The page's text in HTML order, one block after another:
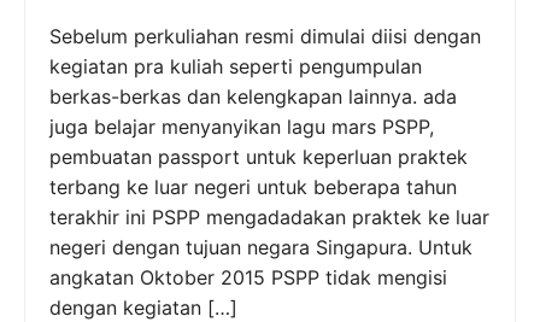
Sebelum perkuliahan resmi dimulai diisi dengan
kegiatan pra kuliah seperti pengumpulan
berkas-berkas dan kelengkapan lainnya. ada
juga belajar menyanyikan lagu mars PSPP,
pembuatan passport untuk keperluan praktek
terbang ke luar negeri untuk beberapa tahun
terakhir ini PSPP mengadadakan praktek ke luar
negeri dengan tujuan negara Singapura. Untuk
angkatan Oktober 2015 PSPP tidak mengisi
dengan kegiatan […]